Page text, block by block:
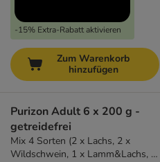
-15% Extra-Rabatt aktivieren
Zum Warenkorb
hinzufügen
Purizon Adult 6 x 200 g -
getreidefrei
Mix 4 Sorten (2 x Lachs, 2 x
Wildschwein, 1 x Lamm&Lachs, 1